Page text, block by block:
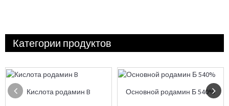
Категории продуктов
Кислота родамин B Основной родамин Б 540%